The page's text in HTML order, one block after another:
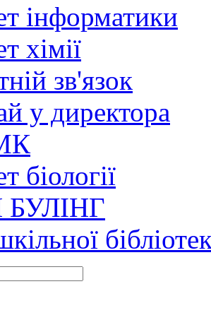
інформатики
хімії
зв'язок
у директора
біології